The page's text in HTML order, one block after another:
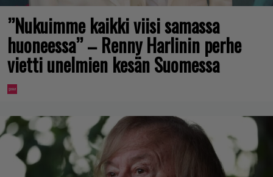
”Nukuimme kaikki viisi samassa
huoneessa” – Renny Harlinin perhe
vietti unelmien kesän Suomessa